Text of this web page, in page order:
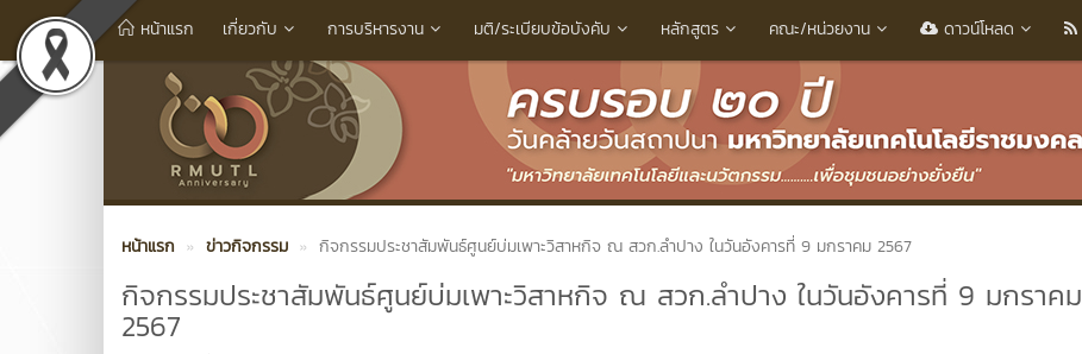
หน้าแรก เกี่ยวกับ การบริหารงาน มติ/ระเบียบข้อบังคับ หลักสูตร คณะ/หน่วยงาน ดาวน์โหลด
หน้าแรก ข่าวกิจกรรม กิจกรรมประชาสัมพันธ์ศูนย์บ่มเพาะวิสาหกิจ ณ สวก.ลำปาง ในวันอังคารที่ 9 มกราคม 2567
กิจกรรมประชาสัมพันธ์ศูนย์บ่มเพาะวิสาหกิจ ณ สวก.ลำปาง ในวันอังคารที่ 9 มกราคม
2567